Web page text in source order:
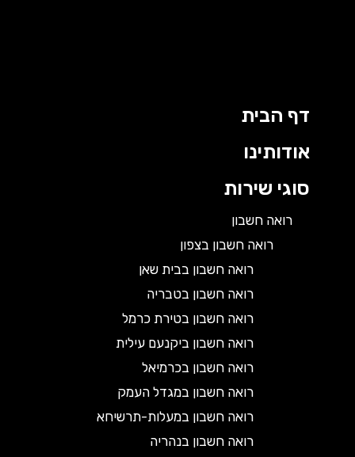
דף הבית
אודותינו
סוגי שירות
רואה חשבון
רואה חשבון בצפון
רואה חשבון בבית שאן
רואה חשבון בטבריה
רואה חשבון בטירת כרמל
רואה חשבון ביקנעם עילית
רואה חשבון בכרמיאל
רואה חשבון במגדל העמק
רואה חשבון במעלות-תרשיחא
רואה חשבון בנהריה